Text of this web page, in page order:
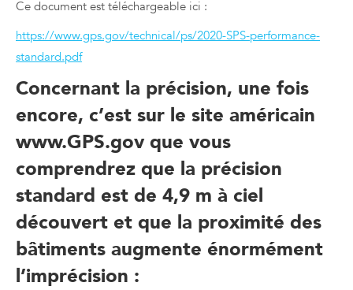
Ce document est téléchargeable ici :
https://www.gps.gov/technical/ps/2020-SPS-performance-
standard.pdf
Concernant la précision, une fois
encore, c’est sur le site américain
www.GPS.govque vous
comprendrez que la précision
standard est de 4,9 m à ciel
découvert et que la proximité des
bâtiments augmente énormément
l’imprécision :